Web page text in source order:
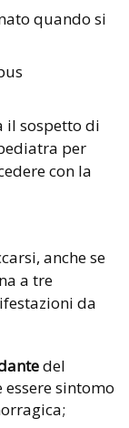
quando si
il sospetto di
per
con la
anche se
a tre
da
del
sintomo